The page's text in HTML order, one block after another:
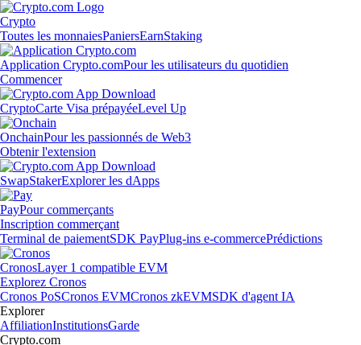
Crypto
Toutes les monnaiesPaniersEarnStaking
Application Crypto.comPour les utilisateurs du quotidien
Commencer
CryptoCarte Visa prépayéeLevel Up
OnchainPour les passionnés de Web3
Obtenir l'extension
SwapStakerExplorer les dApps
PayPour commerçants
Inscription commerçant
Terminal de paiementSDK PayPlug-ins e-commercePrédictions
CronosLayer 1 compatible EVM
Explorez Cronos
Cronos PoSCronos EVMCronos zkEVMSDK d'agent IA
Explorer
AffiliationInstitutionsGarde
Crypto.com